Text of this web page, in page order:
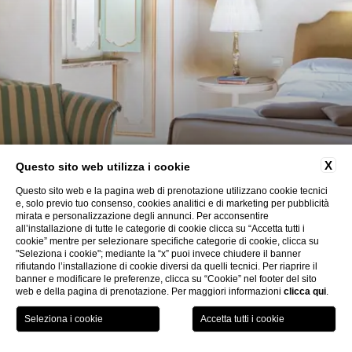
SCOPRI POSTA DONINI
Bambini
PRENOTA
Modifica/Cancella prenotazione
PRENOTA
X
Questo sito web utilizza i cookie
Questo sito web e la pagina web di prenotazione utilizzano cookie tecnici
e, solo previo tuo consenso, cookies analitici e di marketing per pubblicità
mirata e personalizzazione degli annunci. Per acconsentire
all’installazione di tutte le categorie di cookie clicca su “Accetta tutti i
cookie” mentre per selezionare specifiche categorie di cookie, clicca su
"Seleziona i cookie"; mediante la “x” puoi invece chiudere il banner
rifiutando l’installazione di cookie diversi da quelli tecnici. Per riaprire il
banner e modificare le preferenze, clicca su “Cookie” nel footer del sito
web e della pagina di prenotazione. Per maggiori informazioni clicca qui.